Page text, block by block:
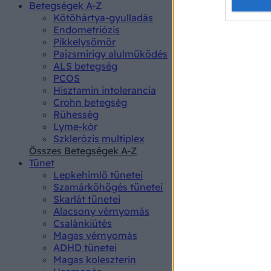
Betegségek A-Z
Kötőhártya-gyulladás
Endometriózis
Pikkelysömör
Pajzsmirigy alulműködés
ALS betegség
PCOS
Hisztamin intolerancia
Crohn betegség
Rühesség
Lyme-kór
Szklerózis multiplex
Összes Betegségek A-Z
Tünet
Lepkehimlő tünetei
Szamárköhögés tünetei
Skarlát tünetei
Alacsony vérnyomás
Csalánkiütés
Magas vérnyomás
ADHD tünetei
Magas koleszterin